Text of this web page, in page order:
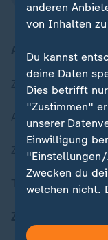
Aktuell bei
Zuletzt
Aktuelle
ZDFheute Stories
Themen im
anderen
von Inhalten
Du kannst
deine Daten
Dies betrifft
"Zustimmen"
unserer
Einwilligung
Zwecken du
welchen nicht.
in deinen